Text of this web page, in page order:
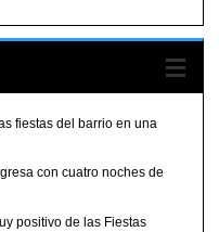
fiestas del barrio en una
con cuatro noches de
positivo de las Fiestas